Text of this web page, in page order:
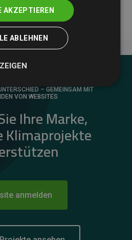
– GEMEINSAM MIT
VON WEBSITES
Ihre Marke,
Klimaprojekte
anmelden
AKZEPTIEREN
ABLEHNEN